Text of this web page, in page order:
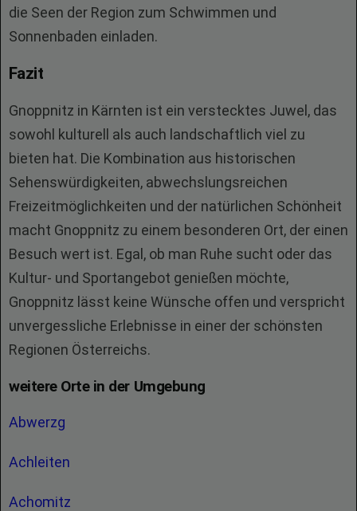
die Seen der Region zum Schwimmen und
Sonnenbaden einladen.
Fazit
Gnoppnitz in Kärnten ist ein verstecktes Juwel, das
sowohl kulturell als auch landschaftlich viel zu
bieten hat. Die Kombination aus historischen
Sehenswürdigkeiten, abwechslungsreichen
Freizeitmöglichkeiten und der natürlichen Schönheit
macht Gnoppnitz zu einem besonderen Ort, der einen
Besuch wert ist. Egal, ob man Ruhe sucht oder das
Kultur- und Sportangebot genießen möchte,
Gnoppnitz lässt keine Wünsche offen und verspricht
unvergessliche Erlebnisse in einer der schönsten
Regionen Österreichs.
weitere Orte in der Umgebung
Abwerzg
Achleiten
Achomitz